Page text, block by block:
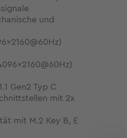
und
Gen2 Typ C
mit 2x
mit M.2 Key B, E